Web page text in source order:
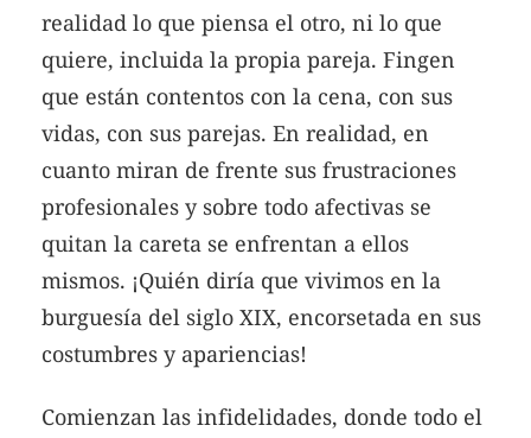
realidad lo que piensa el otro, ni lo que
quiere, incluida la propia pareja. Fingen
que están contentos con la cena, con sus
vidas, con sus parejas. En realidad, en
cuanto miran de frente sus frustraciones
profesionales y sobre todo afectivas se
quitan la careta se enfrentan a ellos
mismos. ¡Quién diría que vivimos en la
burguesía del siglo XIX, encorsetada en sus
costumbres y apariencias!
Comienzan las infidelidades, donde todo el